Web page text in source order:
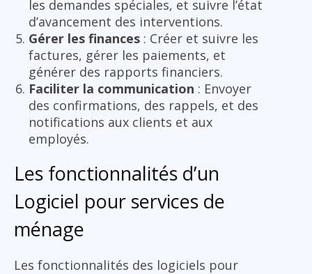
les demandes spéciales, et suivre l’état
d’avancement des interventions.
Gérer les finances : Créer et suivre les
factures, gérer les paiements, et
générer des rapports financiers.
Faciliter la communication : Envoyer
des confirmations, des rappels, et des
notifications aux clients et aux
employés.
Les fonctionnalités d’un
Logiciel pour services de
ménage
Les fonctionnalités des logiciels pour